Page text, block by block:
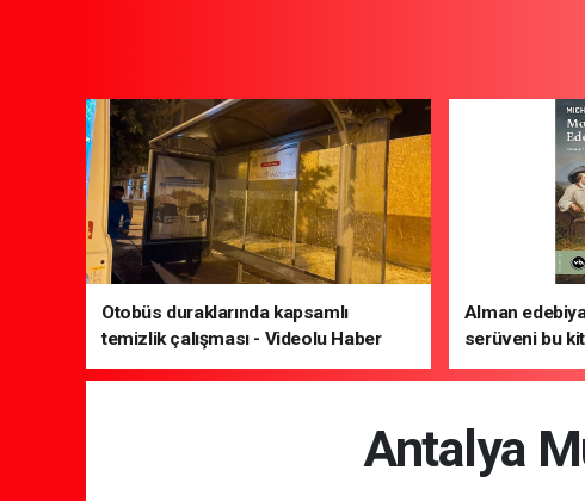
Otobüs duraklarında kapsamlı
temizlik çalışması - Videolu Haber
Alman
serüveni bu
Edebiyatı"
Antalya